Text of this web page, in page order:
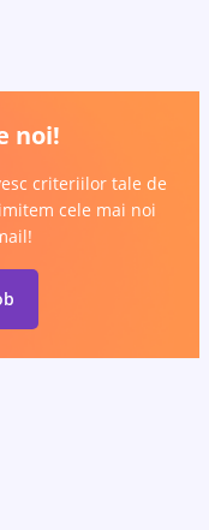
noi!
criteriilor tale de
cele mai noi